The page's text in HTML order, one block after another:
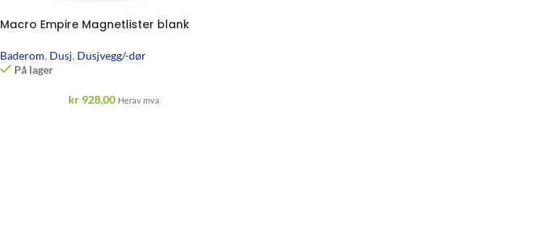
Macro Empire Magnetlister blank
Baderom, Dusj, Dusjvegg/-dør
På lager
kr 928,00 Herav mva